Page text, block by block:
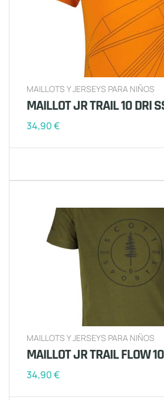
MAILLOTS Y JERSEYS PARA NIÑOS
MAILLOT JR TRAIL 10 DRI
34,90€
MAILLOTS Y JERSEYS PARA NIÑOS
MAILLOT JR TRAIL FLOW
34,90€